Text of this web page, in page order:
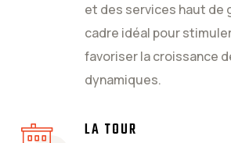
et des services haut de
cadre idéal pour
favoriser la croissance
dynamiques.
LA TOUR